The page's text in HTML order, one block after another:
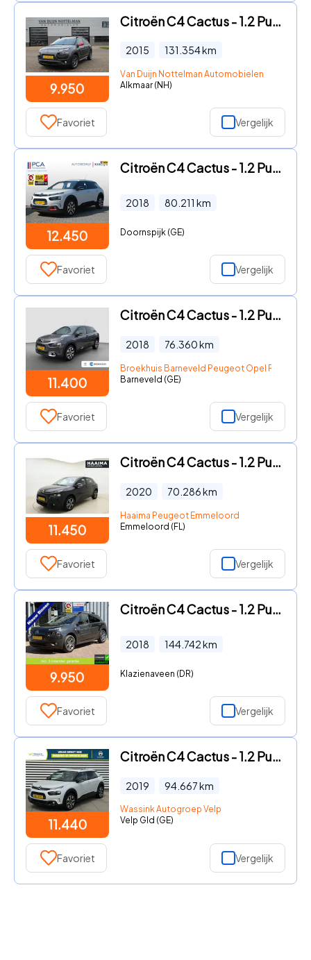
9.950
Citroën C4 Cactus - 1.2 PureTech Business / Panoramadak / Automaat / N.A.P.
2015 131.354km
Van Duijn Nottelman Automobielen
Alkmaar (NH)
Favoriet Vergelijk
12.450
Citroën C4 Cactus - 1.2 PureTech Shine
2018 80.211 km
Doornspijk (GE)
Favoriet Vergelijk
11.400
Citroën C4 Cactus - 1.2 PureTech Shine Automaat | Stoelverwarming | Trekhaak | C
2018 76.360km
Broekhuis Barneveld Peugeot Opel Fiat
Barneveld (GE)
Favoriet Vergelijk
11.450
Citroën C4 Cactus - 1.2 PureTech 110pk Feel | Climate control | Parkeersensoren
2020 70.286km
Haaima Peugeot Emmeloord
Emmeloord (FL)
Favoriet Vergelijk
9.950
Citroën C4 Cactus - 1.2 PureTech Shine | NAVI | CRUISE | PDC | D-RIEM VV |
2018 144.742km
Klazienaveen (DR)
Favoriet Vergelijk
11.440
Citroën C4 Cactus - 1.2 PureTech Shine | Automaat | Achteruitrijcamera | Cruise
2019 94.667km
Wassink Autogroep Velp
Velp Gld (GE)
Favoriet Vergelijk